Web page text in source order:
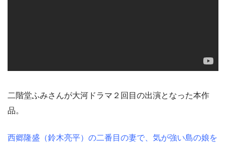
二階堂ふみさんが大河ドラマ２回目の出演となった本作
品。
西郷隆盛（鈴木亮平）の二番目の妻で、気が強い島の娘を